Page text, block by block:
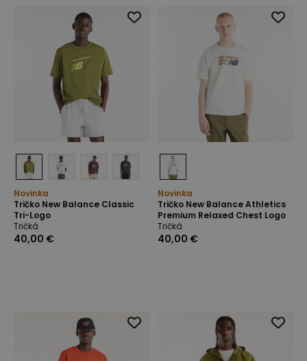
Novinka
Tričko New Balance Classic
Tri-Logo
Tričká
40,00 €
Novinka
Tričko New Balance Athletics
Premium Relaxed Chest Logo
Tričká
40,00 €